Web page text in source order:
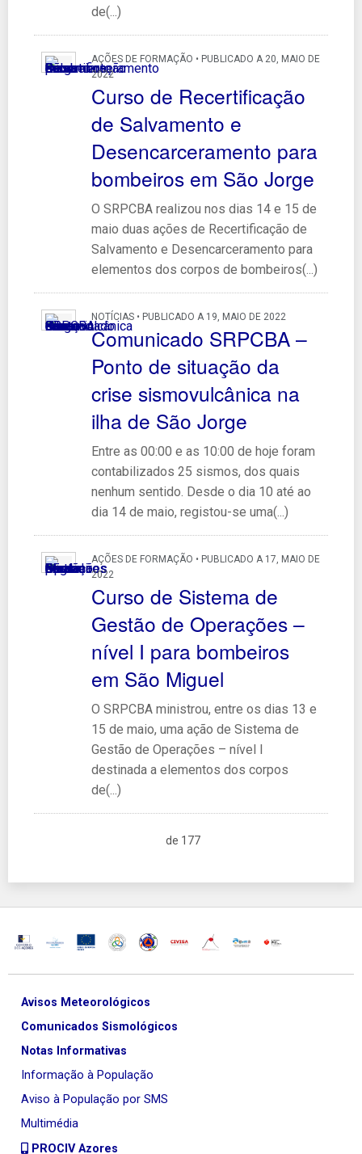
de(...)
AÇÕES DE FORMAÇÃO • PUBLICADO A 20, MAIO DE
2022
Curso de Recertificação
de Salvamento e
Desencarceramento para
bombeiros em São Jorge
O SRPCBA realizou nos dias 14 e 15 de
maio duas ações de Recertificação de
Salvamento e Desencarceramento para
elementos dos corpos de bombeiros(...)
NOTÍCIAS • PUBLICADO A 19, MAIO DE 2022
Comunicado SRPCBA –
Ponto de situação da
crise sismovulcânica na
ilha de São Jorge
Entre as 00:00 e as 10:00 de hoje foram
contabilizados 25 sismos, dos quais
nenhum sentido. Desde o dia 10 até ao
dia 14 de maio, registou-se uma(...)
AÇÕES DE FORMAÇÃO • PUBLICADO A 17, MAIO DE
2022
Curso de Sistema de
Gestão de Operações –
nível I para bombeiros
em São Miguel
O SRPCBA ministrou, entre os dias 13 e
15 de maio, uma ação de Sistema de
Gestão de Operações – nível I
destinada a elementos dos corpos
de(...)
de 177
Avisos Meteorológicos
Comunicados Sismológicos
Notas Informativas
Informação à População
Aviso à População por SMS
Multimédia
PROCIV Azores